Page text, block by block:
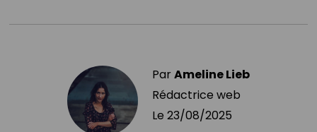
ParAmeline Lieb
Rédactrice web
Le 23/08/2025